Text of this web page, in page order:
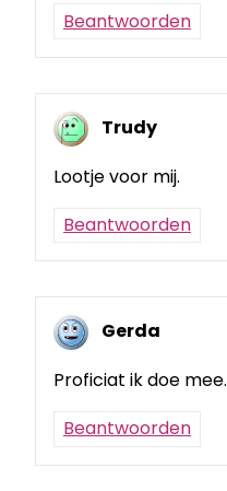
Beantwoorden
Trudy
Lootje voor mij.
Beantwoorden
Gerda
Proficiat ik doe mee.
Beantwoorden